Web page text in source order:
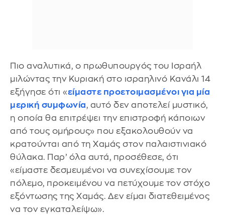
Πιο αναλυτικά, ο πρωθυπουργός του Ισραήλ
μιλώντας την Κυριακή στο ισραηλινό Κανάλι 14
εξήγησε ότι «είμαστε προετοιμασμένοι για μία
μερική συμφωνία, αυτό δεν αποτελεί μυστικό,
η οποία θα επιτρέψει την επιστροφή κάποιων
από τους ομήρους» που εξακολουθούν να
κρατούνται από τη Χαμάς στον παλαιστινιακό
θύλακα. Παρ’ όλα αυτά, προσέθεσε, ότι
«είμαστε δεσμευμένοι να συνεχίσουμε τον
πόλεμο, προκειμένου να πετύχουμε τον στόχο
εξόντωσης της Χαμάς. Δεν είμαι διατεθειμένος
να τον εγκαταλείψω».